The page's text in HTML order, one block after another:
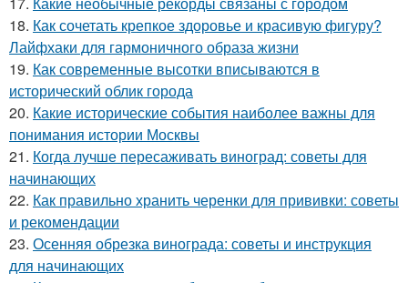
18. Как сочетать крепкое здоровье и красивую фигуру?
Лайфхаки для гармоничного образа жизни
19. Как современные высотки вписываются в
исторический облик города
20. Какие исторические события наиболее важны для
понимания истории Москвы
21. Когда лучше пересаживать виноград: советы для
начинающих
22. Как правильно хранить черенки для прививки: советы
и рекомендации
23. Осенняя обрезка винограда: советы и инструкция
для начинающих